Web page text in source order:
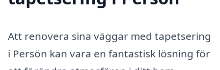
Att renovera sina väggar med tapetsering
i Persön kan vara en fantastisk lösning för